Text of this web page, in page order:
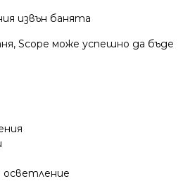
извън банята
Scope може успешно да бъде